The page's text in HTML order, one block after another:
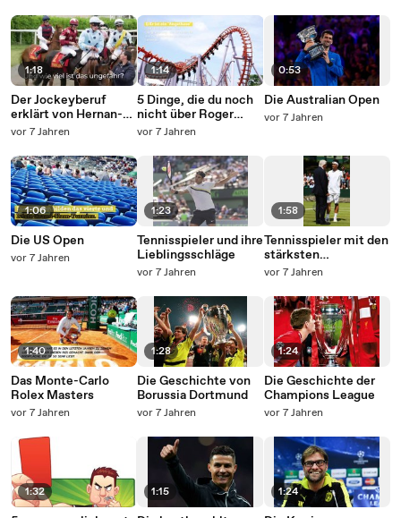
1:18
Der Jockeyberuf
erklärt von Hernan-
Hildemaro
(Teil 1)
vor 7 Jahren
1:06
Die US Open
vor 7 Jahren
1:40
Das Monte-Carlo
Rolex Masters
vor 7 Jahren
1:32
1:14
5 Dinge, die du noch
nicht über Roger
Federer wusstest
vor 7 Jahren
1:23
Tennisspieler und ihre
Lieblingsschläge
vor 7 Jahren
1:28
Die Geschichte von
Borussia Dortmund
vor 7 Jahren
1:15
(Teil 2)
0:53
Die Australian Open
vor 7 Jahren
1:58
Tennisspieler mit den
stärksten
Charakteren
vor 7 Jahren
1:24
Die Geschichte der
Champions League
vor 7 Jahren
1:24